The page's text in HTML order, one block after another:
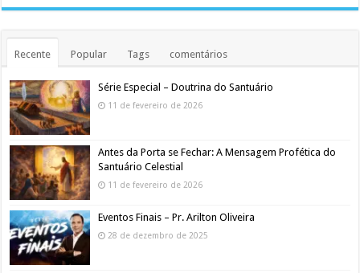
Recente Popular Tags comentários
Série Especial – Doutrina do Santuário
11 de fevereiro de 2026
Antes da Porta se Fechar: A Mensagem Profética do
Santuário Celestial
11 de fevereiro de 2026
Eventos Finais – Pr. Arilton Oliveira
28 de dezembro de 2025